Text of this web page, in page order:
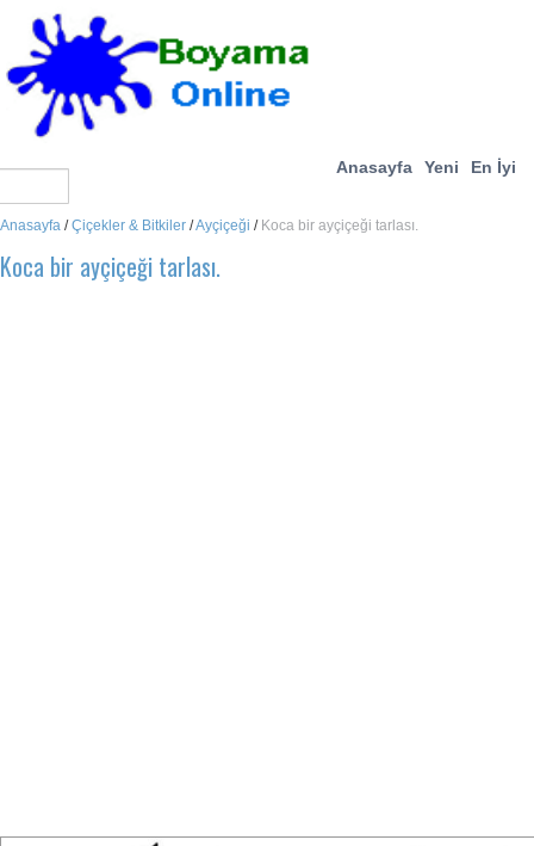
Anasayfa Yeni En İyi
Anasayfa /Çiçekler & Bitkiler /Ayçiçeği / Koca bir ayçiçeği tarlası.
Koca bir ayçiçeği tarlası.